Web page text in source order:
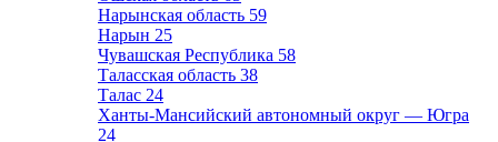
Нарынская область 59
Нарын 25
Чувашская Республика 58
Таласская область 38
Талас 24
Ханты-Мансийский автономный округ — Югра
24